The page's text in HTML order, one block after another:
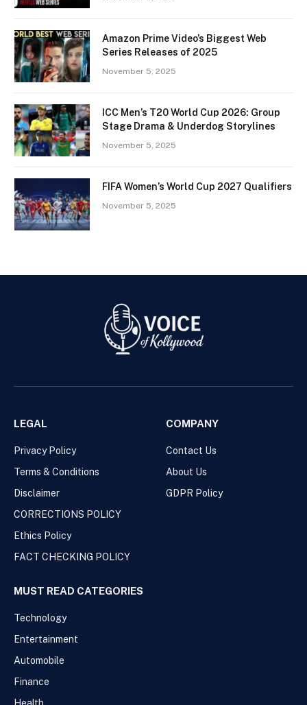
Amazon Prime Video’s Biggest Web
Series Releases of 2025
November 5, 2025
ICC Men’s T20 World Cup 2026: Group
Stage Drama & Underdog Storylines
November 5, 2025
FIFA Women’s World Cup 2027 Qualifiers
November 5, 2025
LEGAL
Privacy Policy
Terms & Conditions
Disclaimer
CORRECTIONS POLICY
Ethics Policy
FACT CHECKING POLICY
COMPANY
Contact Us
About Us
GDPR Policy
MUST READ CATEGORIES
Technology
Entertainment
Automobile
Finance